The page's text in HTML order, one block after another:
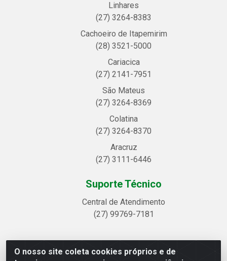
O nosso site coleta cookies próprios e de
Linhares
(27) 3264-8383
Cachoeiro de Itapemirim
(28) 3521-5000
Cariacica
(27) 2141-7951
São Mateus
(27) 3264-8369
Colatina
(27) 3264-8370
Aracruz
(27) 3111-6446
Suporte Técnico
Central de Atendimento
(27) 99769-7181
Linhavix Distribuidora LTDA - Avenida Alegre, 2521 -